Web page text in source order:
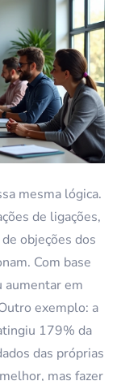
mesma lógica.
de ligações,
objeções dos
Com base
aumentar em
exemplo: a
179% da
das próprias
mas fazer